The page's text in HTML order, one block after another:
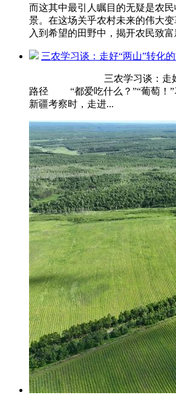
而这其中最引人瞩目的无疑是农
景。在这场关乎农村未来的伟大
入到希望的田野中，揭开农民致
三农学习谈：走好“两山”转化
三农学习谈：走好“两
路径 “都爱吃什么？”“葡萄！”
新疆考察时，走进...